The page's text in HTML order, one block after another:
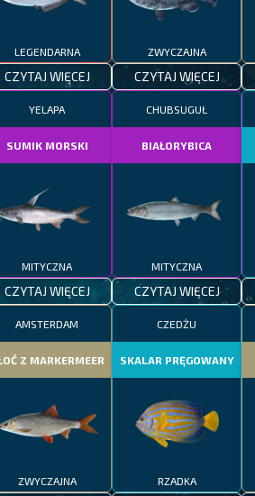
LEGENDARNA
CZYTAJ WIĘCEJ
ZWYCZAJNA
CZYTAJ WIĘCEJ
YELAPA
SUMIK MORSKI
MITYCZNA
CZYTAJ WIĘCEJ
CHUBSUGUŁ
BIAŁORYBICA
MITYCZNA
CZYTAJ WIĘCEJ
AMSTERDAM
Z MARKERMEER
ZWYCZAJNA
CZEDŻU
SKALAR PRĘGOWANY
RZADKA